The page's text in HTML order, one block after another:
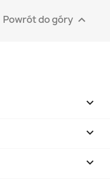
Powrót do góry 


keyboard_arrow_down